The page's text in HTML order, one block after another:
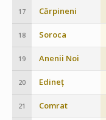
17 Cărpineni
18 Soroca
19 Anenii Noi
20 Edineț
21 Comrat